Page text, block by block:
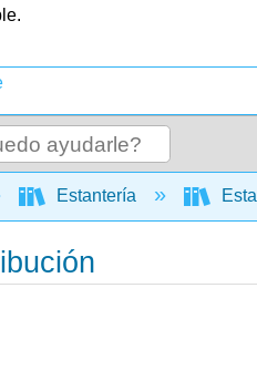
jerarquía
Estantería